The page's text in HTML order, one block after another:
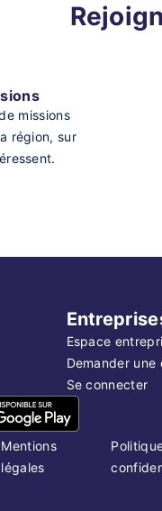
missions
région, sur
Espace
Demander une
Se connecter
Mentions
légales